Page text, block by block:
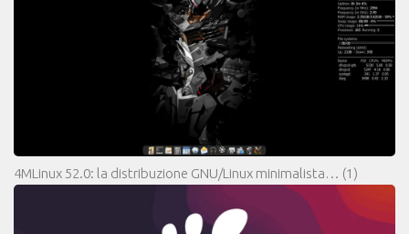
4MLinux 52.0: la distribuzione GNU/Linux minimalista… (1)